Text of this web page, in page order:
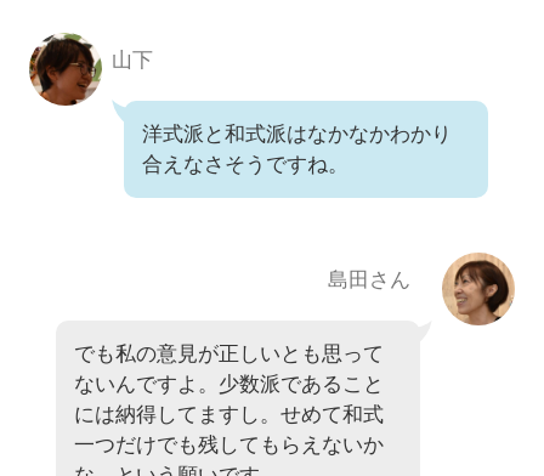
山下
洋式派と和式派はなかなかわかり
合えなさそうですね。
島田さん
でも私の意見が正しいとも思って
ないんですよ。少数派であること
には納得してますし。せめて和式
一つだけでも残してもらえないか